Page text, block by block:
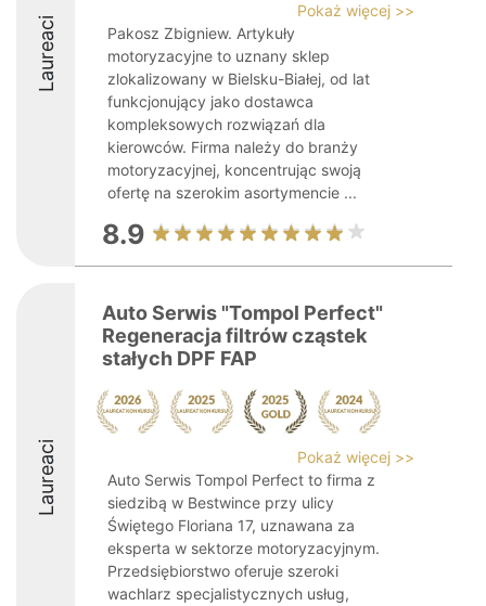
Laureaci
Pokaż więcej >>
Pakosz Zbigniew. Artykuły
motoryzacyjne to uznany sklep
zlokalizowany w Bielsku-Białej, od lat
funkcjonujący jako dostawca
kompleksowych rozwiązań dla
kierowców. Firma należy do branży
motoryzacyjnej, koncentrując swoją
ofertę na szerokim asortymencie ...
8.9
Laureaci
Auto Serwis "Tompol Perfect"
Regeneracja filtrów cząstek
stałych DPF FAP
Pokaż więcej >>
Auto Serwis Tompol Perfect to firma z
siedzibą w Bestwince przy ulicy
Świętego Floriana 17, uznawana za
eksperta w sektorze motoryzacyjnym.
Przedsiębiorstwo oferuje szeroki
wachlarz specjalistycznych usług,